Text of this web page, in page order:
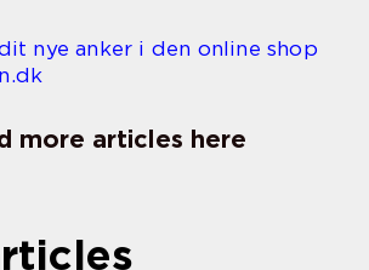
nye anker i den online shop
more articles here